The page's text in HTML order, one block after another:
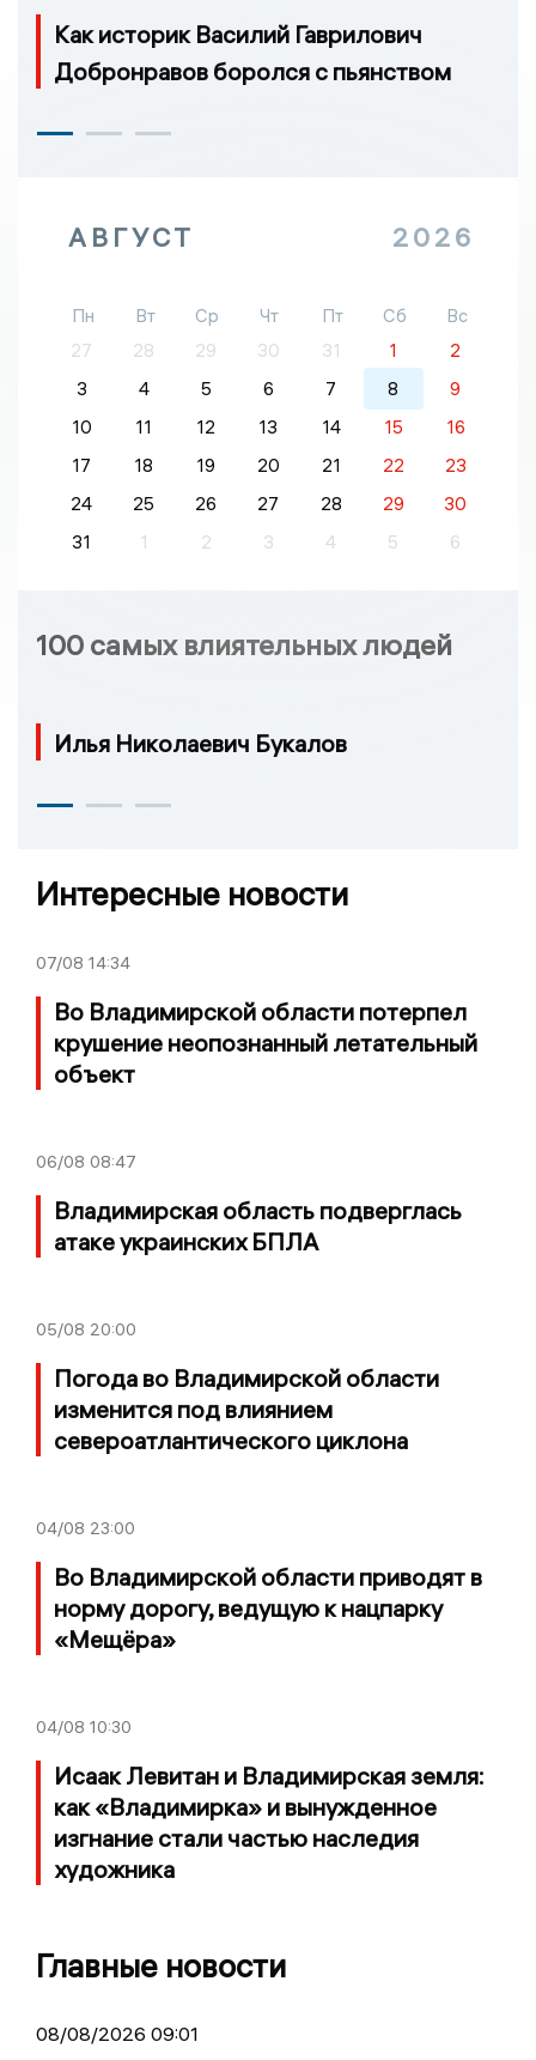
Как историк Василий Гаврилович
Добронравов боролся с пьянством
АВГУСТ 2026
Пн Вт Ср Чт Пт Сб
Вс
27
28 29 30 31 1
2
3
4 5 6 7 8
9
10
11 12 13 14 15
16
17
18 19 20 21 22
23
24
25 26 27 28 29
30
31
1 2 3 4 5 6
100 самых влиятельных людей
Илья Николаевич Букалов
Интересные новости
07/08 14:34
Во Владимирской области потерпел
крушение неопознанный летательный
объект
06/08 08:47
Владимирская область подверглась
атаке украинских БПЛА
05/08 20:00
Погода во Владимирской области
изменится под влиянием
североатлантического циклона
04/08 23:00
Во Владимирской области приводят в
норму дорогу, ведущую к нацпарку
«Мещёра»
04/08 10:30
Исаак Левитан и Владимирская земля:
как «Владимирка» и вынужденное
изгнание стали частью наследия
художника
Главные новости
08/08/2026 09:01